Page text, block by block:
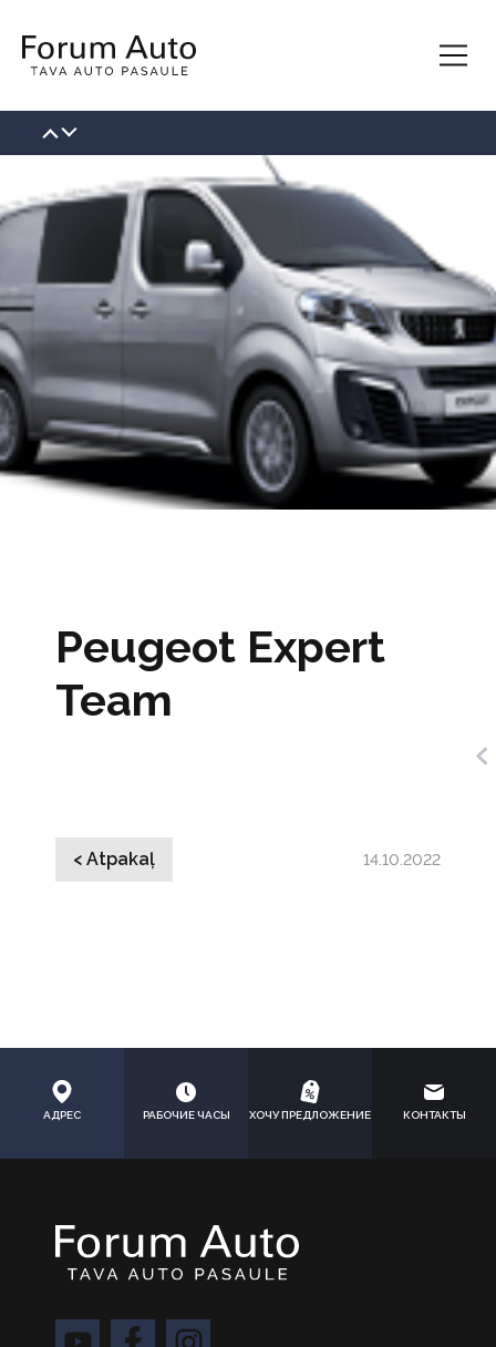
О НАС
НОВОСТИ
ВАКАНСИИ
Peugeot Expert
Team
< Atpakaļ 14.10.2022
АДРЕС РАБОЧИЕ ЧАСЫ ХОЧУ ПРЕДЛОЖЕНИЕ КОНТАКТЫ